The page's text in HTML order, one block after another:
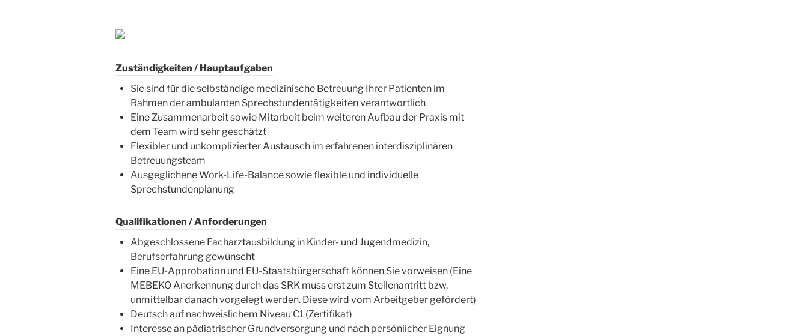
Zuständigkeiten / Hauptaufgaben
Sie sind für die selbständige medizinische Betreuung Ihrer Patienten im
Rahmen der ambulanten Sprechstundentätigkeiten verantwortlich
Eine Zusammenarbeit sowie Mitarbeit beim weiteren Aufbau der Praxis mit
dem Team wird sehr geschätzt
Flexibler und unkomplizierter Austausch im erfahrenen interdisziplinären
Betreuungsteam
Ausgeglichene Work-Life-Balance sowie flexible und individuelle
Sprechstundenplanung
Qualifikationen / Anforderungen
Abgeschlossene Facharztausbildung in Kinder- und Jugendmedizin,
Berufserfahrung gewünscht
Eine EU-Approbation und EU-Staatsbürgerschaft können Sie vorweisen (Eine
MEBEKO Anerkennung durch das SRK muss erst zum Stellenantritt bzw.
unmittelbar danach vorgelegt werden. Diese wird vom Arbeitgeber gefördert)
Deutsch auf nachweislichem Niveau C1 (Zertifikat)
Interesse an pädiatrischer Grundversorgung und nach persönlicher Eignung